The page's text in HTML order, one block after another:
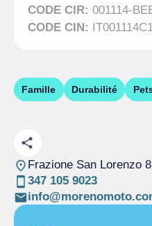
CODE CIR: 001114-
CODE CIN:
Famille Durabilité
Frazione San Lorenzo
347 105 9023